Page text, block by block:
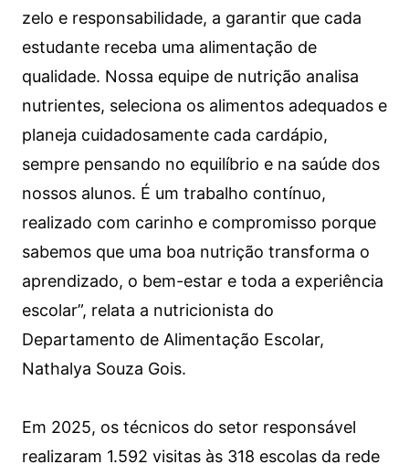
zelo e responsabilidade, a garantir que cada
estudante receba uma alimentação de
qualidade. Nossa equipe de nutrição analisa
nutrientes, seleciona os alimentos adequados e
planeja cuidadosamente cada cardápio,
sempre pensando no equilíbrio e na saúde dos
nossos alunos. É um trabalho contínuo,
realizado com carinho e compromisso porque
sabemos que uma boa nutrição transforma o
aprendizado, o bem-estar e toda a experiência
escolar”, relata a nutricionista do
Departamento de Alimentação Escolar,
Nathalya Souza Gois.
Em 2025, os técnicos do setor responsável
realizaram 1.592 visitas às 318 escolas da rede